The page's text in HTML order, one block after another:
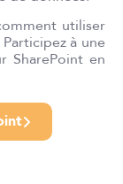
utiliser
à une
SharePoint en